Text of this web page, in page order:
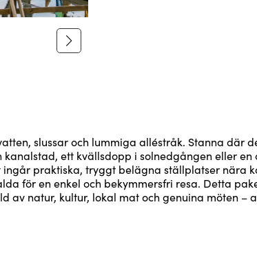
slussar och lummiga alléstråk. Stanna där
kanalstad, ett kvällsdopp i solnedgången eller en
praktiska, tryggt belägna ställplatser nära
för en enkel och bekymmersfri resa. Detta
av natur, kultur, lokal mat och genuina möten –